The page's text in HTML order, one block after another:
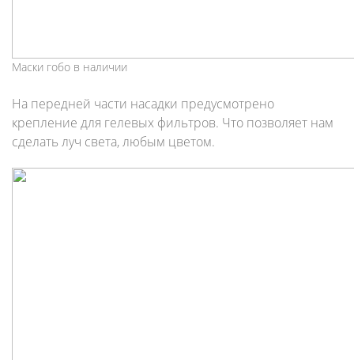
Маски гобо в наличии
На передней части насадки предусмотрено
крепление для гелевых фильтров. Что позволяет нам
сделать луч света, любым цветом.